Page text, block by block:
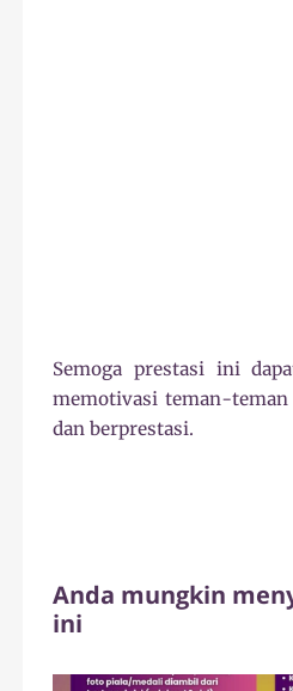
Semoga prestasi ini
memotivasi teman-
dan berprestasi.
Anda mungkin
ini